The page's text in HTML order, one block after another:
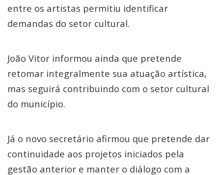
entre os artistas permitiu identificar
demandas do setor cultural.
João Vitor informou ainda que pretende
retomar integralmente sua atuação artística,
mas seguirá contribuindo com o setor cultural
do município.
Já o novo secretário afirmou que pretende dar
continuidade aos projetos iniciados pela
gestão anterior e manter o diálogo com a